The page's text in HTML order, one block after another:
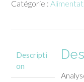
Catégorie :
Descripti
on